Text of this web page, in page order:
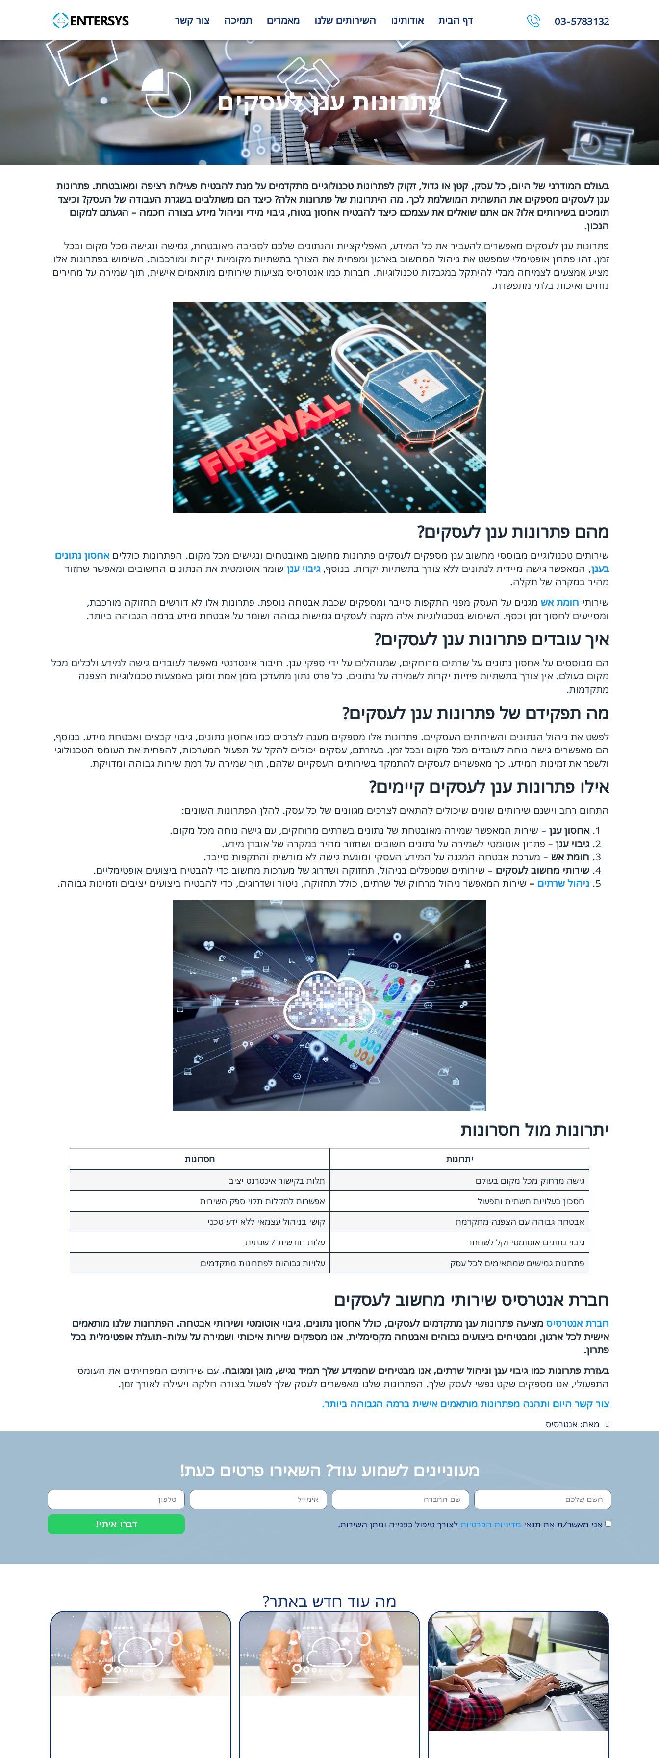
03-5783132 דף הבית אודותינו השירותים שלנו מאמרים תמיכה צור קשר
פתרונות ענן לעסקים
בעולם המודרני של היום, כל עסק, קטן או גדול, זקוק לפתרונות טכנולוגיים מתקדמים על מנת להבטיח פעילות רציפה ומאובטחת. פתרונות
ענן לעסקים מספקים את התשתית המושלמת לכך. מה היתרונות של פתרונות אלה? כיצד הם משתלבים בשגרת העבודה של העסק? וכיצד
תומכים בשירותים אלו? אם אתם שואלים את עצמכם כיצד להבטיח אחסון בטוח, גיבוי מידי וניהול מידע בצורה חכמה – הגעתם למקום
הנכון.
פתרונות ענן לעסקים מאפשרים להעביר את כל המידע, האפליקציות והנתונים שלכם לסביבה מאובטחת, גמישה ונגישה מכל מקום ובכל
זמן. זהו פתרון אופטימלי שמפשט את ניהול המחשוב בארגון ומפחית את הצורך בתשתיות מקומיות יקרות ומורכבות. השימוש בפתרונות אלו
מציע אמצעים לצמיחה מבלי להיתקל במגבלות טכנולוגיות. חברות כמו אנטרסיס מציעות שירותים מותאמים אישית, תוך שמירה על מחירים
נוחים ואיכות בלתי מתפשרת.
מהם פתרונות ענן לעסקים?
שירותים טכנולוגיים מבוססי מחשוב ענן מספקים לעסקים פתרונות מחשוב מאובטחים ונגישים מכל מקום. הפתרונות כולליםאחסון נתונים
בענן, המאפשר גישה מיידית לנתונים ללא צורך בתשתיות יקרות. בנוסף,גיבוי ענן שומר אוטומטית את הנתונים החשובים ומאפשר שחזור
מהיר במקרה של תקלה.
שירותי חומת אש מגנים על העסק מפני התקפות סייבר ומספקים שכבת אבטחה נוספת. פתרונות אלו לא דורשים תחזוקה מורכבת,
ומסייעים לחסוך זמן וכסף. השימוש בטכנולוגיות אלה מקנה לעסקים גמישות גבוהה ושומר על אבטחת מידע ברמה הגבוהה ביותר.
איך עובדים פתרונות ענן לעסקים?
הם מבוססים על אחסון נתונים על שרתים מרוחקים, שמנוהלים על ידי ספקי ענן. חיבור אינטרנטי מאפשר לעובדים גישה למידע ולכלים מכל
מקום בעולם. אין צורך בתשתיות פיזיות יקרות לשמירה על נתונים. כל פרט נתון מתעדכן בזמן אמת ומוגן באמצעות טכנולוגיות הצפנה
מתקדמות.
מה תפקידם של פתרונות ענן לעסקים?
לפשט את ניהול הנתונים והשירותים העסקיים. פתרונות אלו מספקים מענה לצרכים כמו אחסון נתונים, גיבוי קבצים ואבטחת מידע. בנוסף,
הם מאפשרים גישה נוחה לעובדים מכל מקום ובכל זמן. בעזרתם, עסקים יכולים להקל על תפעול המערכות, להפחית את העומס הטכנולוגי
ולשפר את זמינות המידע. כך מאפשרים לעסקים להתמקד בשירותים העסקיים שלהם, תוך שמירה על רמת שירות גבוהה ומדויקת.
אילו פתרונות ענן לעסקים קיימים?
התחום רחב וישנם שירותים שונים שיכולים להתאים לצרכים מגוונים של כל עסק. להלן הפתרונות השונים:
אחסון ענן – שירות המאפשר שמירה מאובטחת של נתונים בשרתים מרוחקים, עם גישה נוחה מכל מקום.
גיבוי ענן – פתרון אוטומטי לשמירה על נתונים חשובים ושחזור מהיר במקרה של אובדן מידע.
חומת אש – מערכת אבטחה המגנה על המידע העסקי ומונעת גישה לא מורשית והתקפות סייבר.
שירותי מחשוב לעסקים – שירותים שמטפלים בניהול, תחזוקה ושדרוג של מערכות מחשוב כדי להבטיח ביצועים אופטימליים.
ניהול שרתים – שירות המאפשר ניהול מרחוק של שרתים, כולל תחזוקה, ניטור ושדרוגים, כדי להבטיח ביצועים יציבים וזמינות גבוהה.
יתרונות מול חסרונות
יתרונות חסרונות
גישה מרחוק מכל מקום בעולם
תלות בקישור אינטרנט יציב
חסכון בעלויות תשתית ותפעול
אפשרות לתקלות תלוי ספק השירות
אבטחה גבוהה עם הצפנה מתקדמת
קושי בניהול עצמאי ללא ידע טכני
גיבוי נתונים אוטומטי וקל לשחזור
עלות חודשית / שנתית
פתרונות גמישים שמתאימים לכל עסק
עלויות גבוהות לפתרונות מתקדמים
חברת אנטרסיס שירותי מחשוב לעסקים
חברת אנטרסיס מציעה פתרונות ענן מתקדמים לעסקים, כולל אחסון נתונים, גיבוי אוטומטי ושירותי אבטחה. הפתרונות שלנו מותאמים
אישית לכל ארגון, ומבטיחים ביצועים גבוהים ואבטחה מקסימלית. אנו מספקים שירות איכותי ושמירה על עלות-תועלת אופטימלית בכל
פתרון.
בעזרת פתרונות כמו גיבוי ענן וניהול שרתים, אנו מבטיחים שהמידע שלך תמיד נגיש, מוגן ומגובה. עם שירותים המפחיתים את העומס
התפעולי, אנו מספקים שקט נפשי לעסק שלך. הפתרונות שלנו מאפשרים לעסק שלך לפעול בצורה חלקה ויעילה לאורך זמן.
צור קשר היום ותהנה מפתרונות מותאמים אישית ברמה הגבוהה ביותר.
מאת: אנטרסיס
מעוניינים לשמוע עוד? השאירו פרטים כעת!
אני מאשר/ת את תנאי מדיניות הפרטיות לצורך טיפול בפנייה ומתן השירות. דברו איתי!
מה עוד חדש באתר?